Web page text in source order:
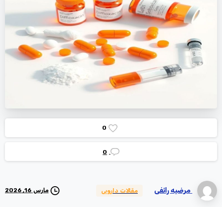
0
0
مرضیه رائفی مقالات دارویی مارس 16, 2026